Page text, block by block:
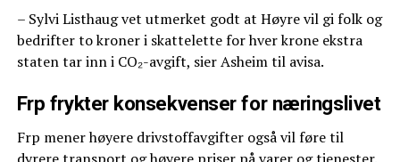
– Sylvi Listhaug vet utmerket godt at Høyre vil gi folk og
bedrifter to kroner i skattelette for hver krone ekstra
staten tar inn i CO₂-avgift, sier Asheim til avisa.
Frp frykter konsekvenser for næringslivet
Frp mener høyere drivstoffavgifter også vil føre til